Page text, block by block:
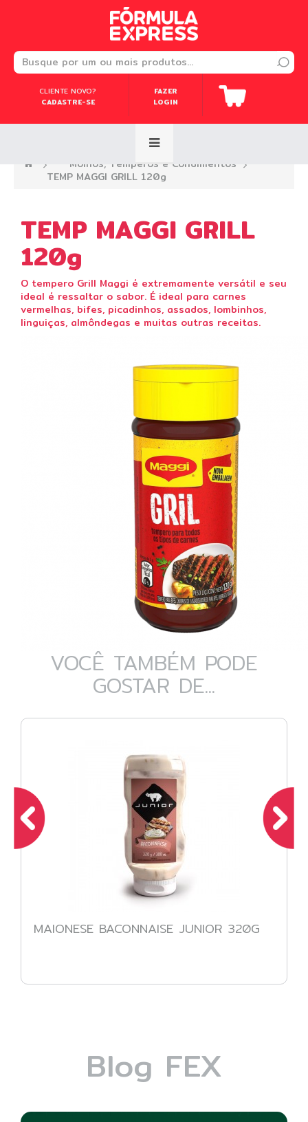
CLIENTE NOVO?
CADASTRE-SE
FAZER
LOGIN
—›
Molhos, Temperos e Condimentos
TEMP MAGGI GRILL 120g
TEMP MAGGI GRILL
120g
O tempero Grill Maggi é extremamente versátil e seu
ideal é ressaltar o sabor. É ideal para carnes
vermelhas, bifes, picadinhos, assados, lombinhos,
linguiças, almôndegas e muitas outras receitas.
VOCÊ TAMBÉM PODE
GOSTAR DE...
MAIONESE BACONNAISE JUNIOR 320G
Blog FEX
CLIENTE NOVO?
CADASTRE-SE
FAZER
LOGIN